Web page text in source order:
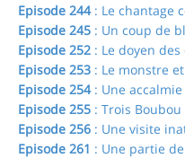
Episode 244: Le chantage
Episode 245 : Un coup de
Episode 252 : Le doyen
Episode 253 : Le monstre
Episode 254: Une accalmie
Episode 255 : Trois
Episode 256 : Une visite
Episode 261 : Une partie